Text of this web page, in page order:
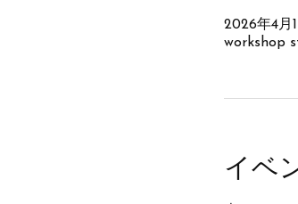
2026年4月
workshop
イベ